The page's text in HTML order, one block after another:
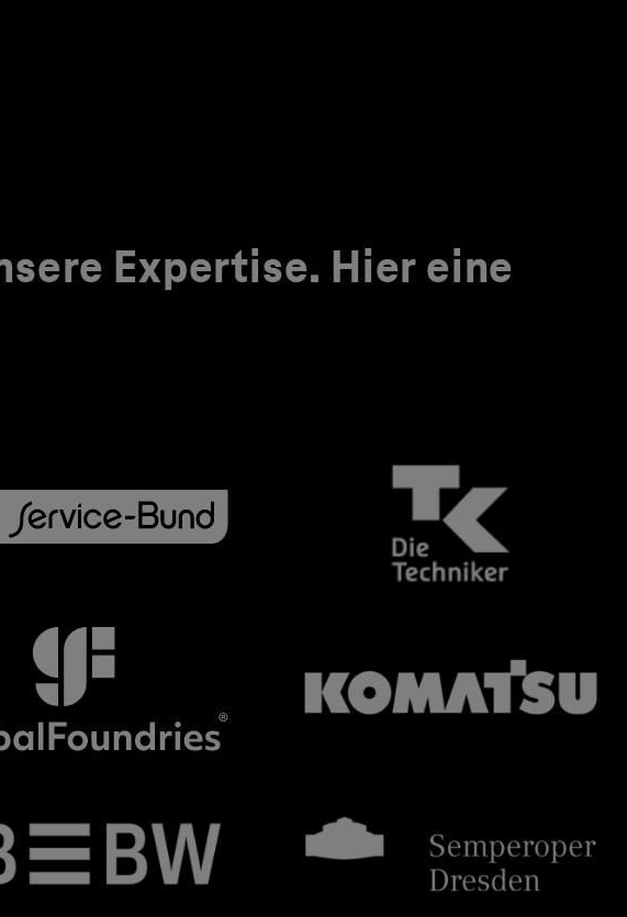
Expertise. Hier eine